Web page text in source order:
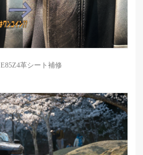
E85Z4革シート補修